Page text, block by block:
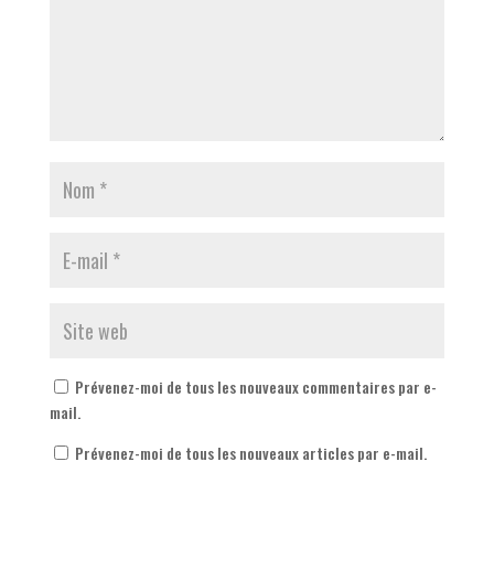
Prévenez-moi de tous les nouveaux commentaires par e-
mail.
Prévenez-moi de tous les nouveaux articles par e-mail.